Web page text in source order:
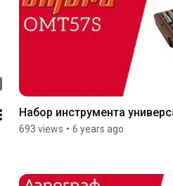
Набор инструмента
693 views • 6 years ago